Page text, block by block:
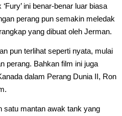
ini benar-benar luar biasa
perang pun semakin meledak
yang dibuat oleh Jerman.
pun terlihat seperti nyata, mulai
perang. Bahkan film ini juga
dalam Perang Dunia II, Ron
satu mantan awak tank yang